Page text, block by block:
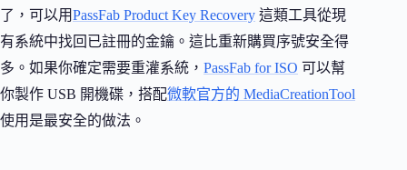
了，可以用PassFab Product Key Recovery 這類工具從現
有系統中找回已註冊的金鑰。這比重新購買序號安全得
多。如果你確定需要重灌系統， PassFab for ISO 可以幫
你製作 USB 開機碟，搭配微軟官方的 MediaCreationTool
使用是最安全的做法。